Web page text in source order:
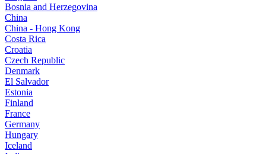
Bosnia and Herzegovina
China
China - Hong Kong
Costa Rica
Croatia
Czech Republic
Denmark
El Salvador
Estonia
Finland
France
Germany
Hungary
Iceland